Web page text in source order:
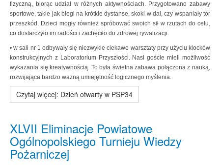
fizyczną, biorąc udział w różnych aktywnościach. Przygotowano zabawy
sportowe, takie jak biegi na krótkie dystanse, skoki w dal, czy wspaniały tor
przeszkód. Dzieci mogły również spróbować swoich sił w rzutach do celu,
co dostarczyło im radości i zachęciło do zdrowej rywalizacji.
• w sali nr 1 odbywały się niezwykle ciekawe warsztaty przy użyciu klocków
konstrukcyjnych z Laboratorium Przyszłości. Nasi goście mieli możliwość
wykazania się kreatywnością. To była świetna zabawa połączona z nauką,
rozwijająca bardzo ważną umiejętność logicznego myślenia.
Czytaj więcej: Dzień otwarty w PSP34
XLVII Eliminacje Powiatowe
Ogólnopolskiego Turnieju Wiedzy
Pożarniczej